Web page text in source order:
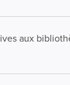
aux